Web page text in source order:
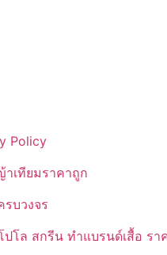
Policy
เทียมราคาถูก
บวงจร
โล สกรีน ทำแบรนด์เสื้อ รา